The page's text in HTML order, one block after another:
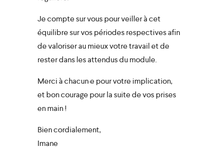
Je compte sur vous pour veiller à cet
équilibre sur vos périodes respectives afin
de valoriser au mieux votre travail et de
rester dans les attendus du module.
Merci à chacun·e pour votre implication,
et bon courage pour la suite de vos prises
en main !
Bien cordialement,
Imane